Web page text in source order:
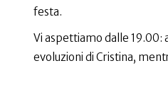
festa.
Vi aspettiamo dalle 19.00:
evoluzioni di Cristina,